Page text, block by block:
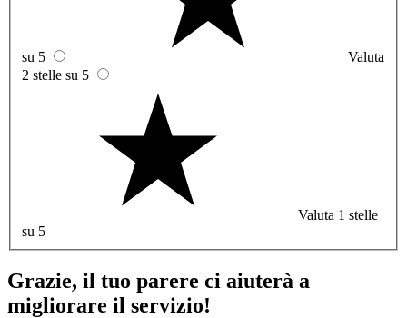
su 5
Valuta
2 stelle su 5
Valuta 1 stelle
su 5
Grazie, il tuo parere ci aiuterà a
migliorare il servizio!